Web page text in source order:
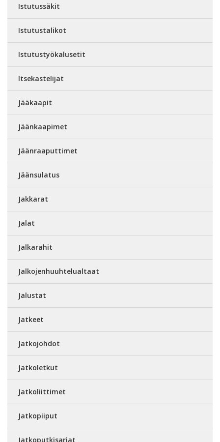
Istutussäkit
Istutustalikot
Istutustyökalusetit
Itsekastelijat
Jääkaapit
Jäänkaapimet
Jäänraaputtimet
Jäänsulatus
Jakkarat
Jalat
Jalkarahit
Jalkojenhuuhtelualtaat
Jalustat
Jatkeet
Jatkojohdot
Jatkoletkut
Jatkoliittimet
Jatkopiiput
Jatkoputkisarjat